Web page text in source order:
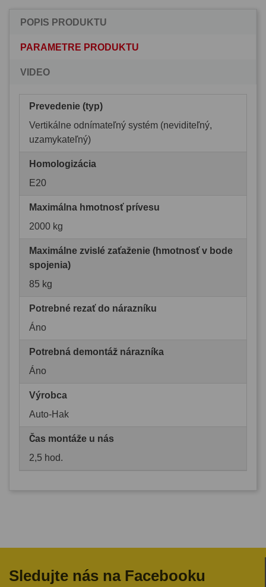
POPIS PRODUKTU
PARAMETRE PRODUKTU
VIDEO
Prevedenie (typ)
Vertikálne odnímateľný systém (neviditeľný,
uzamykateľný)
Homologizácia
E20
Maximálna hmotnosť prívesu
2000 kg
Maximálne zvislé zaťaženie (hmotnosť v bode
spojenia)
85 kg
Potrebné rezať do nárazníku
Áno
Potrebná demontáž nárazníka
Áno
Výrobca
Auto-Hak
Čas montáže u nás
2,5 hod.
Sledujte nás na Facebooku